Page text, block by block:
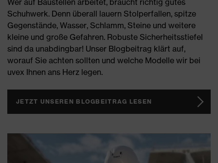
Wer auf Baustellen arbeitet, braucht richtig gutes
Schuhwerk. Denn überall lauern Stolperfallen, spitze
Gegenstände, Wasser, Schlamm, Steine und weitere
kleine und große Gefahren. Robuste Sicherheitsstiefel
sind da unabdingbar! Unser Blogbeitrag klärt auf,
worauf Sie achten sollten und welche Modelle wir bei
uvex Ihnen ans Herz legen.
JETZT UNSEREN BLOGBEITRAG LESEN